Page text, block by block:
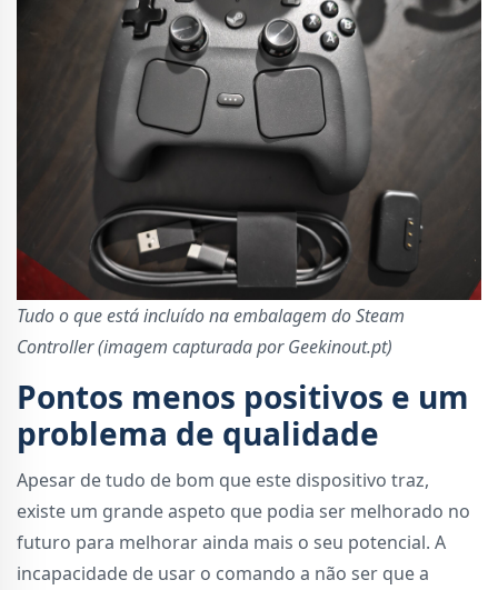
Tudo o que está incluído na embalagem do Steam
Controller (imagem capturada por Geekinout.pt)
Pontos menos positivos e um
problema de qualidade
Apesar de tudo de bom que este dispositivo traz,
existe um grande aspeto que podia ser melhorado no
futuro para melhorar ainda mais o seu potencial. A
incapacidade de usar o comando a não ser que a